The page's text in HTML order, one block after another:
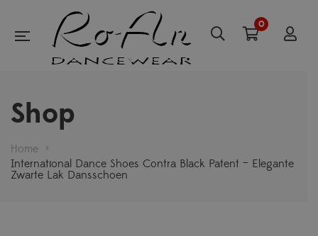
0
Shop
Home >
International Dance Shoes Contra Black Patent – Elegante
Zwarte Lak Dansschoen